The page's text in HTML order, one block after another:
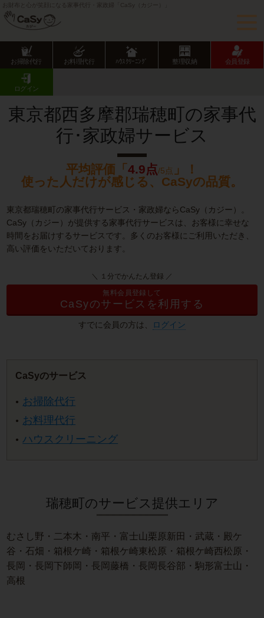
お財布と心が笑顔になる家事代行・家政婦「CaSy（カジー）」
お掃除代行 お料理代行 ﾊｳｽｸﾘｰﾆﾝｸﾞ 整理収納 会員登録
ログイン
CaSy TOP
瑞穂町の家事代行･家政婦サービス
東京都西多摩郡瑞穂町の家事代
行･家政婦サービス
平均評価「 4.9点/5点
」！
使った人だけが感じる、CaSyの品質。
東京都瑞穂町の家事代行サービス・家政婦ならCaSy（カジー）。
CaSy（カジー）が提供する家事代行サービスは、お客様に幸せな
時間をお届けするサービスです。多くのお客様にご利用いただき、
高い評価をいただいております。
＼ １分でかんたん登録 ／
無料会員登録して
CaSyのサービスを利用する
すでに会員の方は、 ログイン
CaSyのサービス
お掃除代行
お料理代行
ハウスクリーニング
瑞穂町のサービス提供エリア
むさし野・二本木・南平・富士山栗原新田・武蔵・殿ケ
谷・石畑・箱根ケ崎・箱根ケ崎東松原・箱根ケ崎西松原・
長岡・長岡下師岡・長岡藤橋・長岡長谷部・駒形富士山・
高根